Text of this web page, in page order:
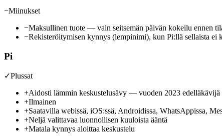
−Miinukset
−Maksullinen tuote — vain seitsemän päivän kokeilu ennen
−Rekisteröitymisen kynnys (lempinimi), kun Pi:llä sellaista ei
Pi
✓Plussat
+Aidosti lämmin keskustelusävy — vuoden 2023 edelläkävijä
+Ilmainen
+Saatavilla webissä, iOS:ssä, Androidissa, WhatsAppissa,
+Neljä valittavaa luonnollisen kuuloista ääntä
+Matala kynnys aloittaa keskustelu